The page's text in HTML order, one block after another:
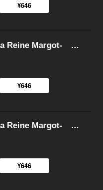
¥646
王妃マルゴ -La Reine Margot- （2）
¥646
王妃マルゴ -La Reine Margot- （1）
¥646